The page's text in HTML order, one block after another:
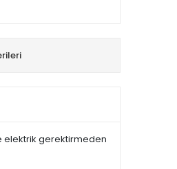
elektrik gerektirmeden